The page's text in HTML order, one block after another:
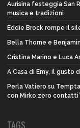
Aurisina festeggia San
musica e tradizioni
Eddie Brock rompe il
Bella Thorne e
Cristina Marino e Luca
A Casa di Emy, il gusto
Perla Vatiero su
con Mirko zero contatti”
TAGS